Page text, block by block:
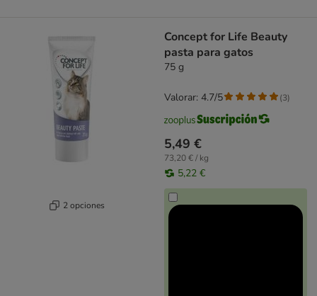
2 opciones
Concept for Life Beauty
pasta para gatos
75 g
5,49 €
73,20 € / kg
5,22 €
Valorar: 4.7/5 (3)